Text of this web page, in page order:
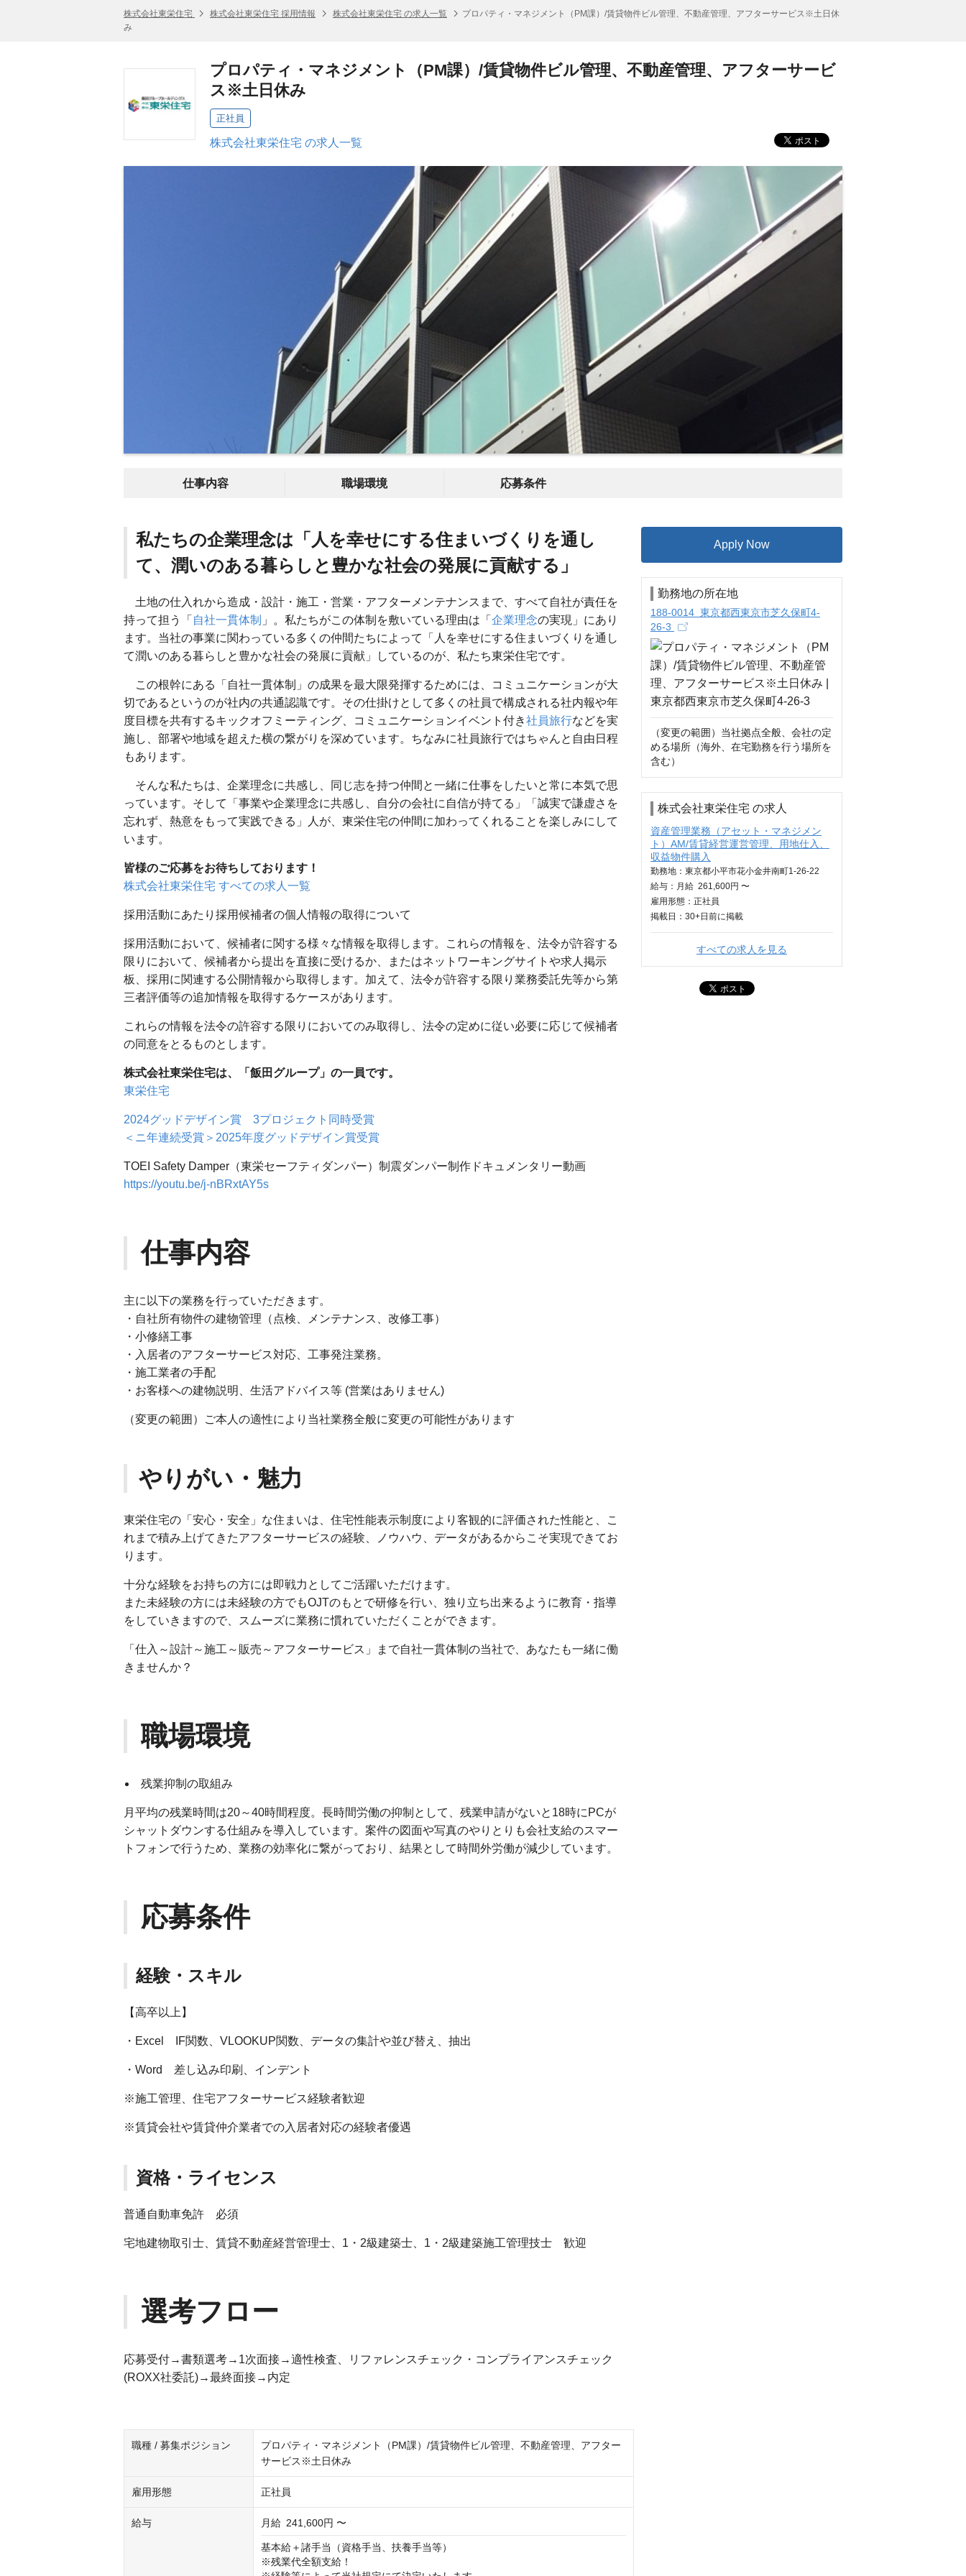
株式会社東栄住宅 株式会社東栄住宅 採用情報 株式会社東栄住宅 の求人一覧
プロパティ・マネジメント（PM課）/賃貸物件ビル管理、不動産管理、アフターサービス※土日休
み
プロパティ・マネジメント（PM課）/賃貸物件ビル管理、不動産管理、アフターサービ
ス※土日休み
正社員
株式会社東栄住宅 の求人一覧
仕事内容 職場環境 応募条件
私たちの企業理念は「人を幸せにする住まいづくりを通し
て、潤いのある暮らしと豊かな社会の発展に貢献する」
土地の仕入れから造成・設計・施工・営業・アフターメンテナンスまで、すべて自社が責任を
持って担う「 自社一貫体制 」。私たちがこの体制を敷いている理由は「 企業理念の実現」にあり
ます。当社の事業に関わっている多くの仲間たちによって「人を幸せにする住まいづくりを通し
て潤いのある暮らしと豊かな社会の発展に貢献」しているのが、私たち東栄住宅です。
この根幹にある「自社一貫体制」の成果を最大限発揮するためには、コミュニケーションが大
切であるというのが社内の共通認識です。その仕掛けとして多くの社員で構成される社内報や年
度目標を共有するキックオフミーティング、コミュニケーションイベント付き社員旅行などを実
施し、部署や地域を超えた横の繋がりを深めています。ちなみに社員旅行ではちゃんと自由日程
もあります。
そんな私たちは、企業理念に共感し、同じ志を持つ仲間と一緒に仕事をしたいと常に本気で思
っています。そして「事業や企業理念に共感し、自分の会社に自信が持てる」「誠実で謙虚さを
忘れず、熱意をもって実践できる」人が、東栄住宅の仲間に加わってくれることを楽しみにして
います。
皆様のご応募をお待ちしております！
株式会社東栄住宅 すべての求人一覧
採用活動にあたり採用候補者の個人情報の取得について
採用活動において、候補者に関する様々な情報を取得します。これらの情報を、法令が許容する
限りにおいて、候補者から提出を直接に受けるか、またはネットワーキングサイトや求人掲示
板、採用に関連する公開情報から取得します。加えて、法令が許容する限り業務委託先等から第
三者評価等の追加情報を取得するケースがあります。
これらの情報を法令の許容する限りにおいてのみ取得し、法令の定めに従い必要に応じて候補者
の同意をとるものとします。
株式会社東栄住宅は、「飯田グループ」の一員です。
東栄住宅
2024グッドデザイン賞 3プロジェクト同時受賞
＜ニ年連続受賞＞2025年度グッドデザイン賞受賞
TOEI Safety Damper（東栄セーフティダンパー）制震ダンパー制作ドキュメンタリー動画
https://youtu.be/j-nBRxtAY5s
仕事内容
主に以下の業務を行っていただきます。
・自社所有物件の建物管理（点検、メンテナンス、改修工事）
・小修繕工事
・入居者のアフターサービス対応、工事発注業務。
・施工業者の手配
・お客様への建物説明、生活アドバイス等 (営業はありません)
（変更の範囲）ご本人の適性により当社業務全般に変更の可能性があります
やりがい・魅力
東栄住宅の「安心・安全」な住まいは、住宅性能表示制度により客観的に評価された性能と、こ
れまで積み上げてきたアフターサービスの経験、ノウハウ、データがあるからこそ実現できてお
ります。
十分な経験をお持ちの方には即戦力としてご活躍いただけます。
また未経験の方には未経験の方でもOJTのもとで研修を行い、独り立ち出来るように教育・指導
をしていきますので、スムーズに業務に慣れていただくことができます。
「仕入～設計～施工～販売～アフターサービス」まで自社一貫体制の当社で、あなたも一緒に働
きませんか？
職場環境
残業抑制の取組み
月平均の残業時間は20～40時間程度。長時間労働の抑制として、残業申請がないと18時にPCが
シャットダウンする仕組みを導入しています。案件の図面や写真のやりとりも会社支給のスマー
トフォンで行うため、業務の効率化に繋がっており、結果として時間外労働が減少しています。
応募条件
経験・スキル
【高卒以上】
・Excel IF関数、VLOOKUP関数、データの集計や並び替え、抽出
・Word 差し込み印刷、インデント
※施工管理、住宅アフターサービス経験者歓迎
※賃貸会社や賃貸仲介業者での入居者対応の経験者優遇
資格・ライセンス
普通自動車免許 必須
宅地建物取引士、賃貸不動産経営管理士、1・2級建築士、1・2級建築施工管理技士 歓迎
選考フロー
応募受付→書類選考→1次面接→適性検査、リファレンスチェック・コンプライアンスチェック
(ROXX社委託)→最終面接→内定
職種 / 募集ポジション
プロパティ・マネジメント（PM課）/賃貸物件ビル管理、不動産管理、アフター
サービス※土日休み
雇用形態 正社員
給与 月給 241,600円 〜
基本給＋諸手当（資格手当、扶養手当等）
※残業代全額支給！
Apply Now
勤務地の所在地
188-0014 東京都西東京市芝久保町4-
26-3
（変更の範囲）当社拠点全般、会社の定
める場所（海外、在宅勤務を行う場所を
含む）
株式会社東栄住宅 の求人
資産管理業務（アセット・マネジメン
ト）AM/賃貸経営運営管理、用地仕入、
収益物件購入
勤務地：東京都小平市花小金井南町1-26-22
給与： 月給 261,600円 〜
雇用形態：正社員
掲載日： 30+日 前に掲載
すべての求人を見る